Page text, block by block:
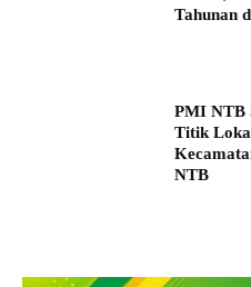
Tahunan
PMI NTB
Titik
NTB